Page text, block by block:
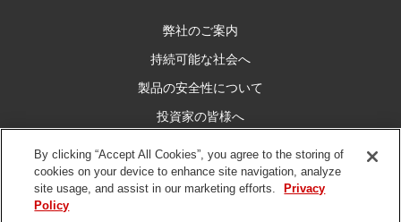
弊社のご案内
持続可能な社会へ
製品の安全性について
投資家の皆様へ
私たちとつなぐ
By clicking “Accept All Cookies”, you agree to the storing of
cookies on your device to enhance site navigation, analyze
site usage, and assist in our marketing efforts.
Privacy
Policy